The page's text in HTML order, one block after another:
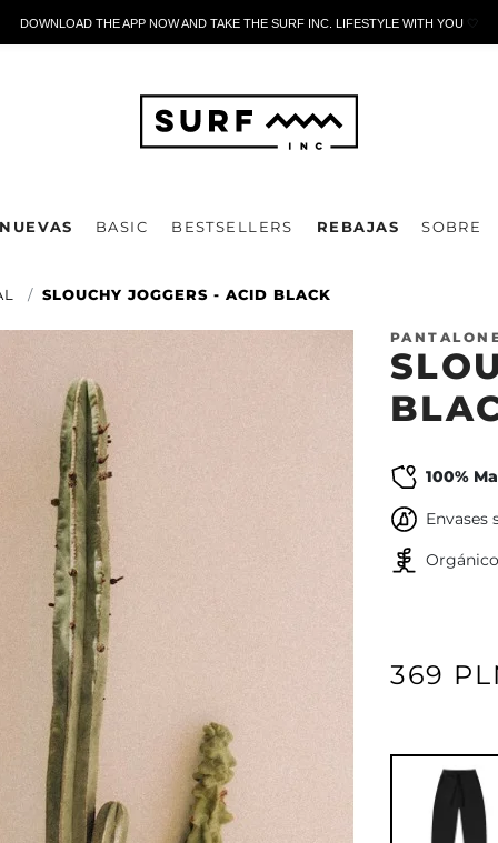
DOWNLOAD THE APP NOW AND TAKE THE SURF INC. LIFESTYLE WITH YOU🤍
NUEVAS BASIC BESTSELLERS REBAJAS SOBRE
SLOUCHY JOGGERS - ACID BLACK
100%
Envases
Orgánico
369